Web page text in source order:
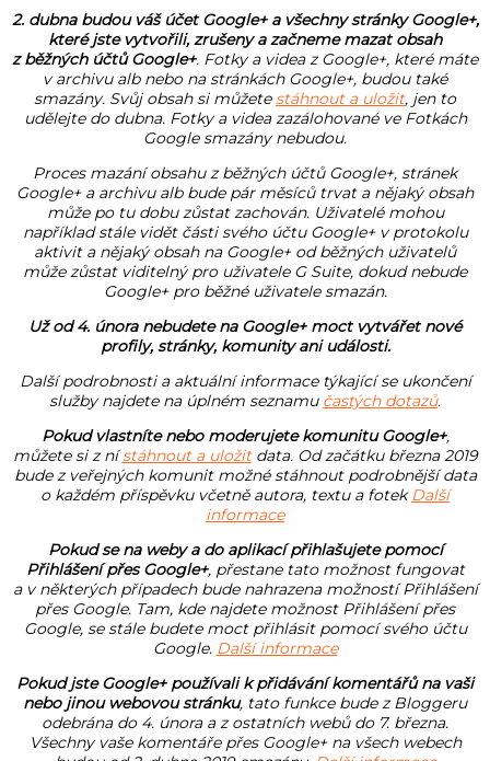
2. dubna budou váš účet Google+ a všechny stránky Google+,
které jste vytvořili, zrušeny a začneme mazat obsah
z běžných účtů Google+. Fotky a videa z Google+, které máte
v archivu alb nebo na stránkách Google+, budou také
smazány. Svůj obsah si můžetestáhnout a uložit, jen to
udělejte do dubna. Fotky a videa zazálohované ve Fotkách
Google smazány nebudou.
Proces mazání obsahu z běžných účtů Google+, stránek
Google+ a archivu alb bude pár měsíců trvat a nějaký obsah
může po tu dobu zůstat zachován. Uživatelé mohou
například stále vidět části svého účtu Google+ v protokolu
aktivit a nějaký obsah na Google+ od běžných uživatelů
může zůstat viditelný pro uživatele G Suite, dokud nebude
Google+ pro běžné uživatele smazán.
Už od 4. února nebudete na Google+ moct vytvářet nové
profily, stránky, komunity ani události.
Další podrobnosti a aktuální informace týkající se ukončení
služby najdete na úplném seznamu častých dotazů.
Pokud vlastníte nebo moderujete komunitu Google+,
můžete si z nístáhnout a uložitdata. Od začátku března 2019
bude z veřejných komunit možné stáhnout podrobnější data
o každém příspěvku včetně autora, textu a fotekDalší
informace
Pokud se na weby a do aplikací přihlašujete pomocí
Přihlášení přes Google+, přestane tato možnost fungovat
a v některých případech bude nahrazena možností Přihlášení
přes Google. Tam, kde najdete možnost Přihlášení přes
Google, se stále budete moct přihlásit pomocí svého účtu
Google. Další informace
Pokud jste Google+ používali k přidávání komentářů na vaši
nebo jinou webovou stránku, tato funkce bude z Bloggeru
odebrána do 4. února a z ostatních webů do 7. března.
Všechny vaše komentáře přes Google+ na všech webech